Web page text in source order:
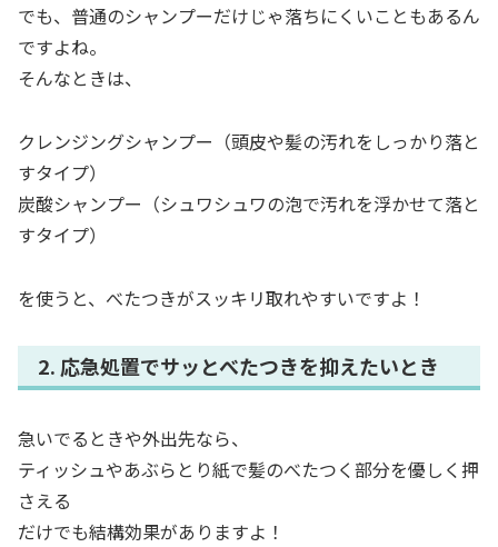
でも、普通のシャンプーだけじゃ落ちにくいこともあるん
ですよね。
そんなときは、
クレンジングシャンプー（頭皮や髪の汚れをしっかり落と
すタイプ）
炭酸シャンプー（シュワシュワの泡で汚れを浮かせて落と
すタイプ）
を使うと、べたつきがスッキリ取れやすいですよ！
2. 応急処置でサッとべたつきを抑えたいとき
急いでるときや外出先なら、
ティッシュやあぶらとり紙で髪のべたつく部分を優しく押
さえる
だけでも結構効果がありますよ！